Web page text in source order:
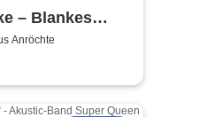
– Blankes
Anröchte